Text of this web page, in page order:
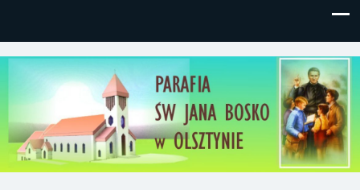
Parafia św, Jana Bosko w
Olsztynie
Gutkowo, ul. Żółkiewskiego 1